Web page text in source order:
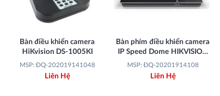
Bàn điều khiển camera
HiKvision DS-1005KI
MSP: ĐQ-202019141048
Liên Hệ
Bàn phím điều khiển camera
IP Speed Dome HIKVISION
DS-1600KI
MSP: ĐQ-20201914108
Liên Hệ